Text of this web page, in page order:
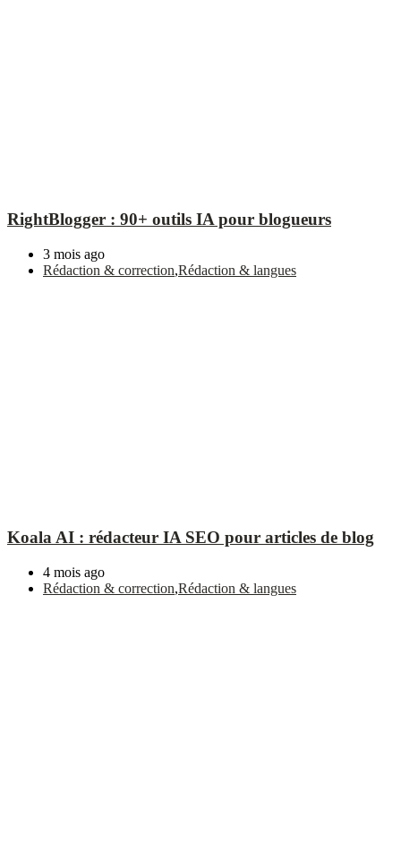
RightBlogger : 90+ outils IA pour blogueurs
3 mois ago
Rédaction & correction,Rédaction & langues
Koala AI : rédacteur IA SEO pour articles de blog
4 mois ago
Rédaction & correction,Rédaction & langues